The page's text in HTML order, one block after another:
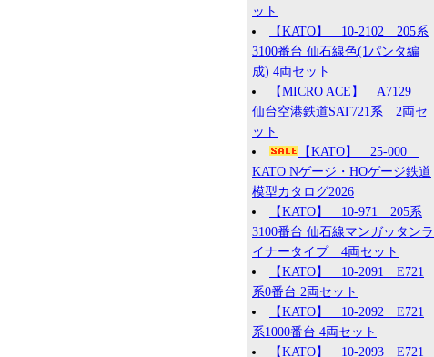
ット
【KATO】 10-2102 205系
3100番台 仙石線色(1パンタ編
成) 4両セット
【MICRO ACE】 A7129
仙台空港鉄道SAT721系 2両セ
ット
【KATO】 25-000
KATO Nゲージ・HOゲージ鉄道
模型カタログ2026
【KATO】 10-971 205系
3100番台 仙石線マンガッタンラ
イナータイプ 4両セット
【KATO】 10-2091 E721
系0番台 2両セット
【KATO】 10-2092 E721
系1000番台 4両セット
【KATO】 10-2093 E721